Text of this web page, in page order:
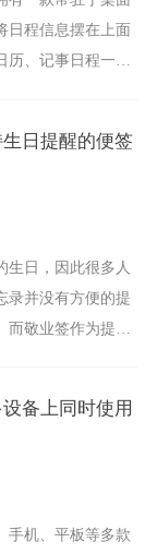
日程信息摆在上面
历、记事日程一体
日提醒的便签
生日，因此很多人
录并没有方便的提
敬业签作为提醒
备上同时使用
手机、平板等多款